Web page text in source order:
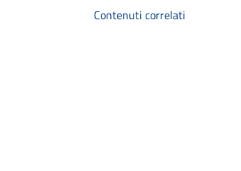
Contenuti correlati